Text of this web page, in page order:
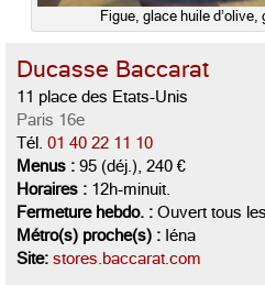
Figue, glace huile
Ducasse Baccarat
11 place des Etats-Unis
Paris 16e
Tél. 01 40 22 11 10
Menus : 95 (déj.), 240 €
Horaires : 12h-minuit.
Fermeture hebdo. : Ouvert tous
Métro(s) proche(s) : Iéna
Site: stores.baccarat.com